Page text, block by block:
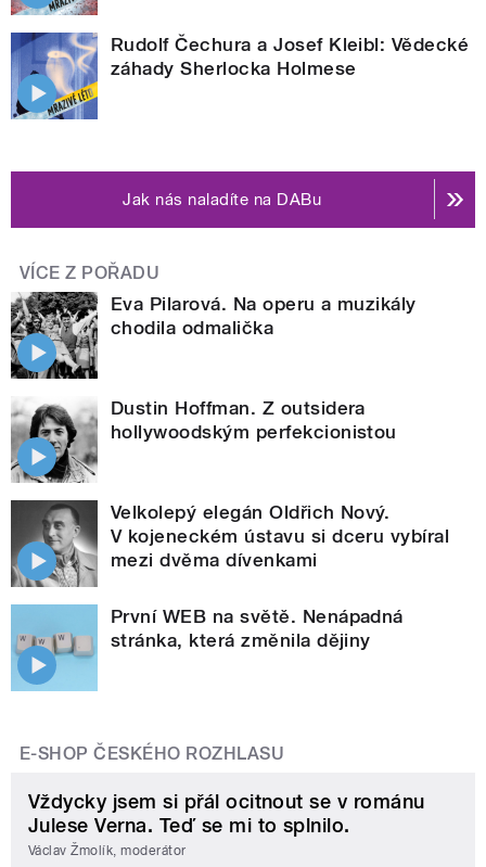
Rudolf Čechura a Josef Kleibl: Vědecké
záhady Sherlocka Holmese
Jak nás naladíte na DABu
VÍCE Z POŘADU
Eva Pilarová. Na operu a muzikály
chodila odmalička
Dustin Hoffman. Z outsidera
hollywoodským perfekcionistou
Velkolepý elegán Oldřich Nový.
V kojeneckém ústavu si dceru vybíral
mezi dvěma dívenkami
První WEB na světě. Nenápadná
stránka, která změnila dějiny
E-SHOP ČESKÉHO ROZHLASU
Vždycky jsem si přál ocitnout se v románu
Julese Verna. Teď se mi to splnilo.
Václav Žmolík, moderátor